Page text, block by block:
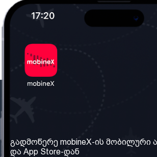
ჩვენ შესახებ
ჩვენი სერვისები
გადმოწერე mobineX-ის მობილური
და App Store-დან